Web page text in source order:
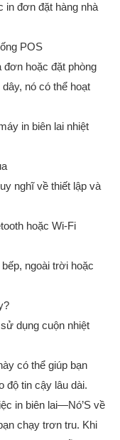
in đơn đặt hàng nhà
POS
hoặc đặt phòng
nó có thể hoạt
nghĩ về thiết lập và
hoặc Wi-Fi
ngoài trời hoặc
dụng cuộn nhiệt
có thể giúp bạn
độ tin cậy lâu dài.
in biên lai—Nó’S về
chạy trơn tru. Khi